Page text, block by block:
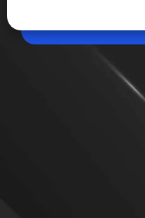
May 25, 2026, 11:02 AM
X पर अब दूसरों का कंटेंट
X ने अब उन अकाउंट्स पर
वीडियो और मीम्स को